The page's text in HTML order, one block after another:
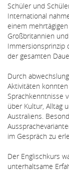
Schüler und
International
einem
Großbritannien
Immersionsprinzip
der gesamten
Durch
Aktivitäten
Sprachkenntnisse
über Kultur, Alltag
Australiens.
im Gespräch zu
Der Englischkurs
unterhaltsame